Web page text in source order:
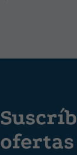
ofertas